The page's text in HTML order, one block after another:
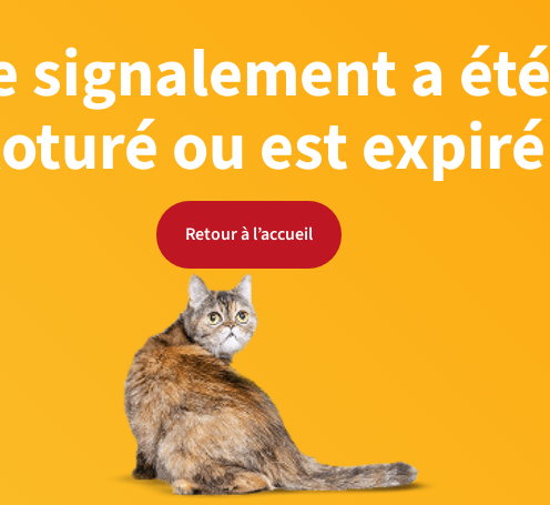
signalement a été
ou est expiré
Retour à l’accueil